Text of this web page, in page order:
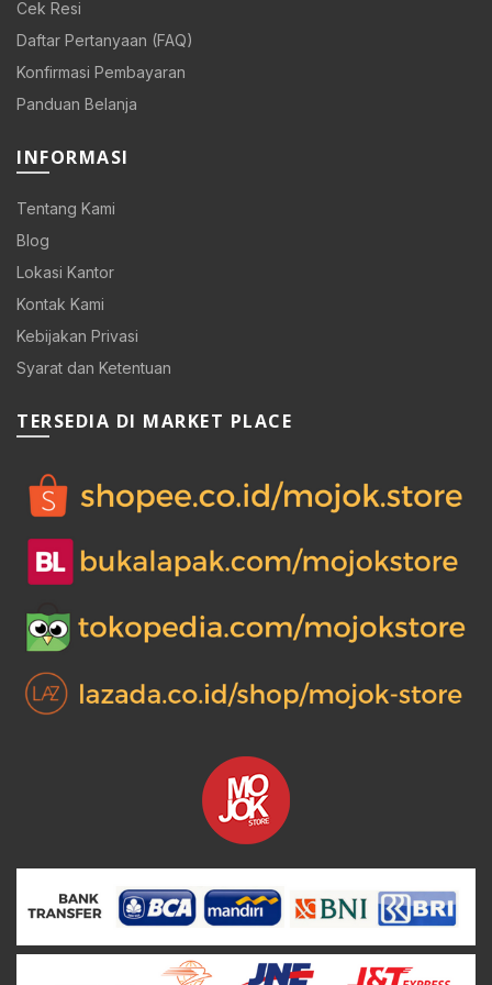
Cek Resi
Daftar Pertanyaan (FAQ)
Konfirmasi Pembayaran
Panduan Belanja
INFORMASI
Tentang Kami
Blog
Lokasi Kantor
Kontak Kami
Kebijakan Privasi
Syarat dan Ketentuan
TERSEDIA DI MARKET PLACE